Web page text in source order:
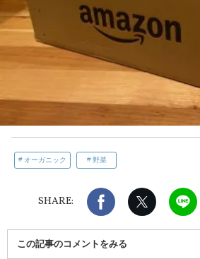
オーガニック 野菜
SHARE:
Facebook X（旧
この記事のコメントをみる